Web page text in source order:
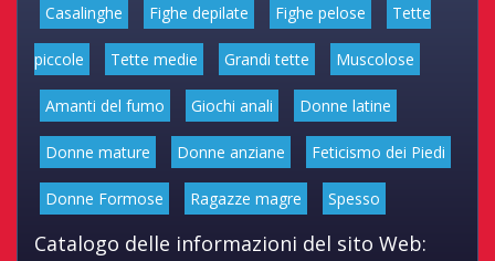
Casalinghe Fighe depilate Fighe pelose Tette
piccole Tette medie Grandi tette Muscolose
Amanti del fumo Giochi anali Donne latine
Donne mature Donne anziane Feticismo dei Piedi
Donne Formose Ragazze magre Spesso
Catalogo delle informazioni del sito Web: